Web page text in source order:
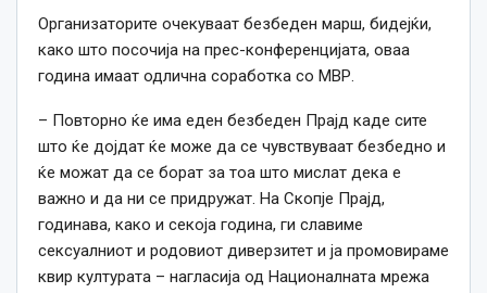
Организаторите очекуваат безбеден марш, бидејќи,
како што посочија на прес-конференцијата, оваа
година имаат одлична соработка со МВР.
– Повторно ќе има еден безбеден Прајд каде сите
што ќе дојдат ќе може да се чувствуваат безбедно и
ќе можат да се борат за тоа што мислат дека е
важно и да ни се придружат. На Скопје Прајд,
годинава, како и секоја година, ги славиме
сексуалниот и родовиот диверзитет и ја промовираме
квир културата – нагласија од Националната мрежа